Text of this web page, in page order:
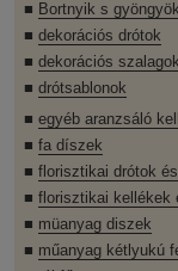
■ Bortnyik s
■ dekorációs drótok
■ dekorációs
■ drótsablonok
■ egyéb aranzsáló
■ fa díszek
■ florisztikai drótok
■ florisztikai kellékek
■ müanyag diszek
■ műanyag kétlyukú